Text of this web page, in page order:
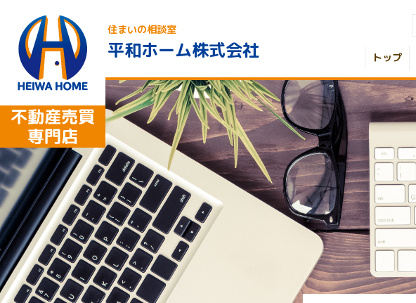
住まいの相談室
平和ホーム株式会社 トップ